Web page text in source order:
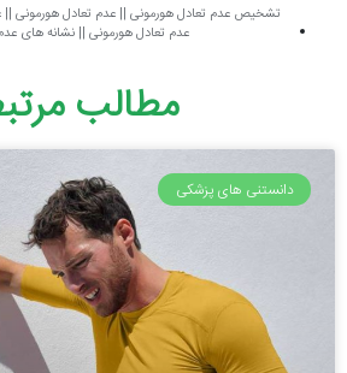
تشخیص عدم تعادل هورمونی ||عدم تعادل هورمونی ||
عدم تعادل هورمونی || نشانه های
مطالب
دانستنی های پزشکی